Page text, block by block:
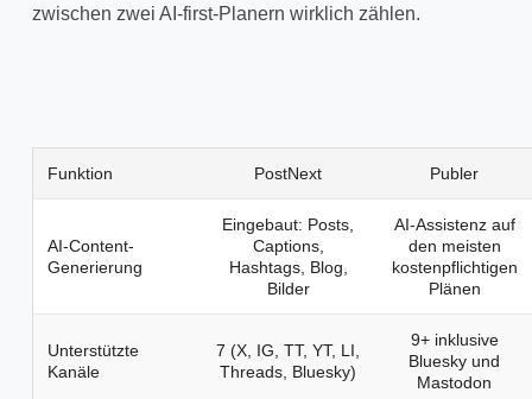
zwischen zwei AI-first-Planern wirklich zählen.
Funktion PostNext Publer
AI-Content-
Generierung
Eingebaut: Posts,
Captions,
Hashtags, Blog,
Bilder
AI-Assistenz auf
den meisten
kostenpflichtigen
Plänen
Unterstützte
Kanäle
7 (X, IG, TT, YT, LI,
Threads, Bluesky)
9+ inklusive
Bluesky und
Mastodon